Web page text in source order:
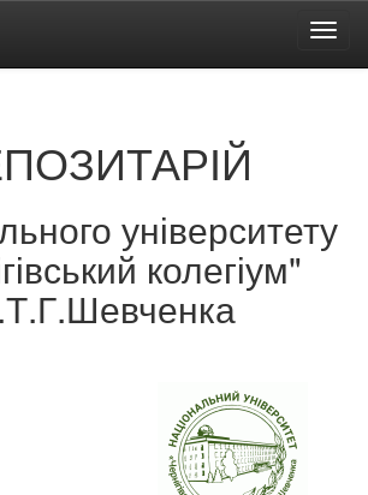
університету
колегіум"